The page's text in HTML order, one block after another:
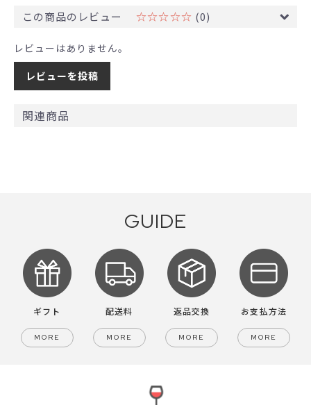
この商品のレビュー ☆☆☆☆☆ (0)
レビューはありません。
レビューを投稿
関連商品
GUIDE
ギフト
MORE
配送料
MORE
返品交換
MORE
お支払方法
MORE